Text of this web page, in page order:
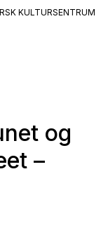
KULTURSENTRUM
og
–